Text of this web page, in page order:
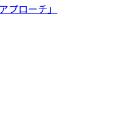
プローチ」